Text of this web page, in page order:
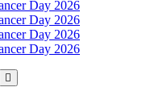
Day 2026
Day 2026
Day 2026
Day 2026